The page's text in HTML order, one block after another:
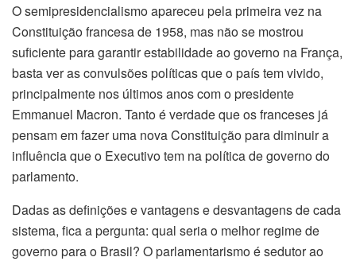
O semipresidencialismo apareceu pela primeira vez na
Constituição francesa de 1958, mas não se mostrou
suficiente para garantir estabilidade ao governo na França,
basta ver as convulsões políticas que o país tem vivido,
principalmente nos últimos anos com o presidente
Emmanuel Macron. Tanto é verdade que os franceses já
pensam em fazer uma nova Constituição para diminuir a
influência que o Executivo tem na política de governo do
parlamento.
Dadas as definições e vantagens e desvantagens de cada
sistema, fica a pergunta: qual seria o melhor regime de
governo para o Brasil? O parlamentarismo é sedutor ao